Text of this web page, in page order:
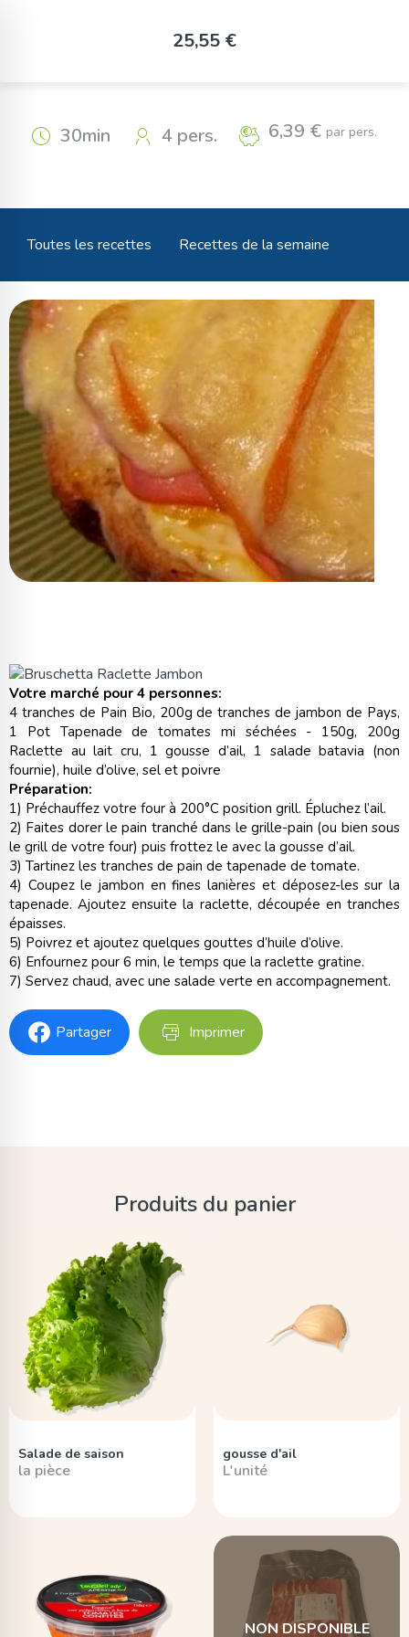
Bruschetta Raclette Jambon
30min 4 pers. 6,39 € par pers.
Toutes les recettes Recettes de la semaine
25,55 €
Votre marché pour 4 personnes:
4 tranches de Pain Bio, 200g de tranches de jambon de Pays,
1 Pot Tapenade de tomates mi séchées - 150g, 200g
Raclette au lait cru, 1 gousse d’ail, 1 salade batavia (non
fournie), huile d’olive, sel et poivre
Préparation:
1) Préchauffez votre four à 200°C position grill. Épluchez l’ail.
2) Faites dorer le pain tranché dans le grille-pain (ou bien sous
le grill de votre four) puis frottez le avec la gousse d’ail.
3) Tartinez les tranches de pain de tapenade de tomate.
4) Coupez le jambon en fines lanières et déposez-les sur la
tapenade. Ajoutez ensuite la raclette, découpée en tranches
épaisses.
5) Poivrez et ajoutez quelques gouttes d’huile d’olive.
6) Enfournez pour 6 min, le temps que la raclette gratine.
7) Servez chaud, avec une salade verte en accompagnement.
Partager Imprimer
Produits du panier
Salade de saison
la pièce
gousse d'ail
L'unité
NON DISPONIBLE